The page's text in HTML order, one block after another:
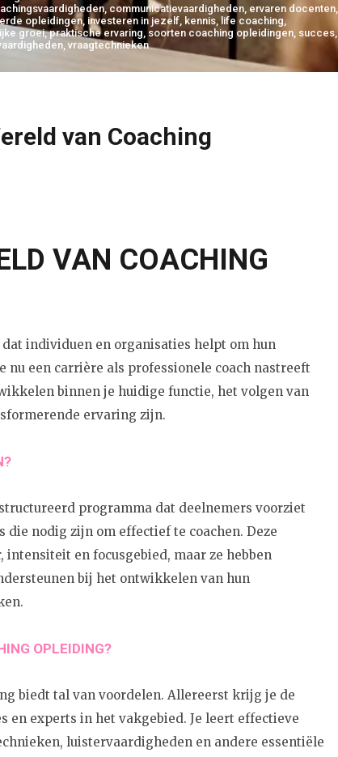
, communicatievaardigheden ervaren docenten
opleidingen, investeren in jezelf kennis life coaching
groei,praktische ervaring soorten coaching opleidingen succes,
vraagtechnieken
van Coaching
VAN COACHING
individuen en organisaties helpt om hun
een carrière als professionele coach nastreeft
binnen je huidige functie, het volgen van
ervaring zijn.
programma dat deelnemers voorziet
die nodig zijn om effectief te coachen. Deze
en focusgebied, maar ze hebben
bij het ontwikkelen van hun
OPLEIDING?
biedt tal van voordelen. Allereerst krijg je de
en experts in het vakgebied. Je leert effectieve
luistervaardigheden en andere essentiële